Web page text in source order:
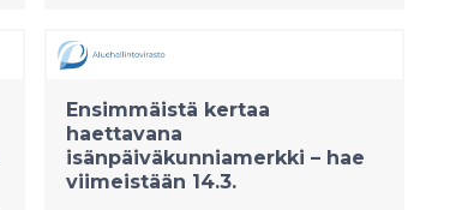
murentaisivat kansalaisyhteiskuntaa.
Ensimmäistä kertaa
haettavana
isänpäiväkunniamerkki – hae
viimeistään 14.3.